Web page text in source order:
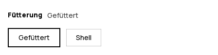
Fütterung Gefüttert
Gefüttert Shell